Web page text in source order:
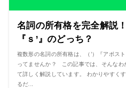
名詞の所有格を完全解説！
『ｓ’』のどっち？
複数形の名詞の所有格は、（’）『アポス
ってませんか？ この記事では、そんなわ
て詳しく解説しています。 わかりやすく
るだ...